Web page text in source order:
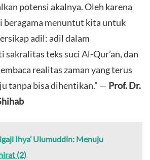
potensi akalnya. Oleh karena
beragama menuntut kita untuk
adil: adil dalam
sakralitas teks suci Al-Qur’an, dan
realitas zaman yang terus
tanpa bisa dihentikan.” — Prof. Dr.
Ihya’ Ulumuddin: Menuju
(2)